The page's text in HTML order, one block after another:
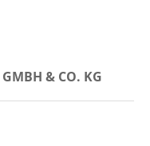
& CO. KG